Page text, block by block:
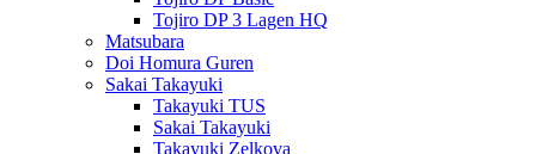
Tojiro DP 3 Lagen HQ
Matsubara
Doi Homura Guren
Sakai Takayuki
Takayuki TUS
Sakai Takayuki
Takayuki Zelkova